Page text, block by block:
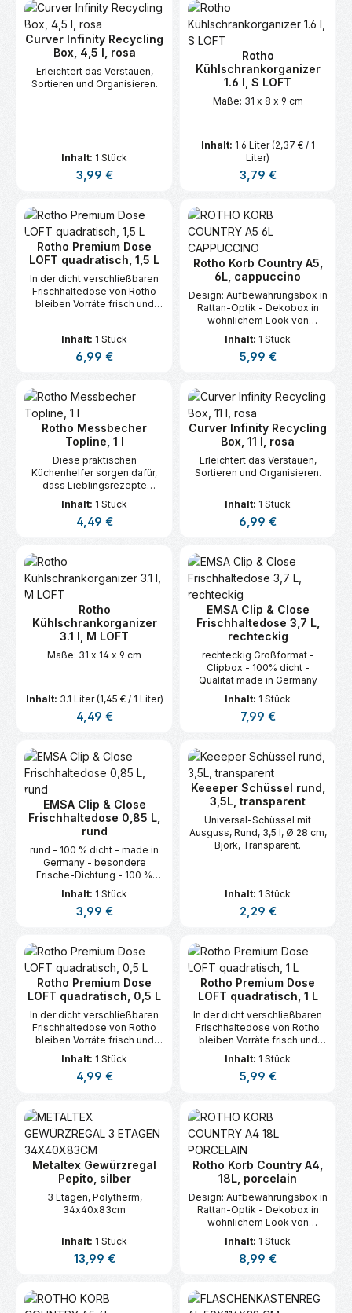
Aufbewahrungskiste für
kleine und größere Dinge -
Spülmaschinentaug
Curver Infinity Recycling
Box, 4,5 l, rosa
Erleichtert das Verstauen,
Sortieren und Organisieren.
Inhalt: 1 Stück
Regulärer Preis:
3,99 €
Rotho
Kühlschrankorganizer
1.6 l, S LOFT
Maße: 31 x 8 x 9 cm
Inhalt: 1.6 Liter(2,37 € / 1
Liter)
Regulärer Preis:
3,79 €
Rotho Premium Dose
LOFT quadratisch, 1,5 L
In der dicht verschließbaren
Frischhaltedose von Rotho
bleiben Vorräte frisch und
Inhalt: 1 Stück
Regulärer Preis:
6,99 €
Rotho Korb Country A5,
6L, cappuccino
Design: Aufbewahrungsbox in
Rattan-Optik - Dekobox in
wohnlichem Look von
Naturmaterialien - Farbe:
beige Material:
Aufbewahrungskorb aus
Aufbewahrungskiste für
kleine Dinge -
spülmaschinentauglich Maße:
Inhalt: 1 Stück
Regulärer Preis:
5,99 €
Rotho Messbecher
Topline, 1 l
Diese praktischen
Küchenhelfer sorgen dafür,
dass Lieblingsrezepte
garantiert gelingen.
Inhalt: 1 Stück
Regulärer Preis:
4,49 €
Curver Infinity Recycling
Box, 11 l, rosa
Erleichtert das Verstauen,
Sortieren und Organisieren.
Inhalt: 1 Stück
Regulärer Preis:
6,99 €
Rotho
Kühlschrankorganizer
3.1 l, M LOFT
Maße: 31 x 14 x 9 cm
Inhalt: 3.1 Liter(1,45 € / 1 Liter)
Regulärer Preis:
4,49 €
EMSA Clip & Close
Frischhaltedose 3,7 L,
rechteckig
rechteckig Großformat -
Clipbox - 100% dicht -
Qualität made in Germany
Inhalt: 1 Stück
Regulärer Preis:
7,99 €
EMSA Clip & Close
Frischhaltedose 0,85 L,
rund
rund - 100 % dicht - made in
Germany - besondere
Frische-Dichtung - 100 %
hygienisch
Inhalt: 1 Stück
Regulärer Preis:
3,99 €
Keeeper Schüssel rund,
3,5L, transparent
Universal-Schüssel mit
Ausguss, Rund, 3,5 l, Ø 28 cm,
Björk, Transparent.
Inhalt: 1 Stück
Regulärer Preis:
2,29 €
Rotho Premium Dose
LOFT quadratisch, 0,5 L
In der dicht verschließbaren
Frischhaltedose von Rotho
bleiben Vorräte frisch und
werden schnell gefunden.
Inhalt: 1 Stück
Regulärer Preis:
4,99 €
Rotho Premium Dose
LOFT quadratisch, 1 L
In der dicht verschließbaren
Frischhaltedose von Rotho
bleiben Vorräte frisch und
werden schnell gefunden.
Inhalt: 1 Stück
Regulärer Preis:
5,99 €
Metaltex Gewürzregal
Pepito, silber
3 Etagen, Polytherm,
34x40x83cm
Inhalt: 1 Stück
Regulärer Preis:
13,99 €
Rotho Korb Country A4,
18L, porcelain
Design: Aufbewahrungsbox in
Rattan-Optik - Dekobox in
wohnlichem Look von
weiss Material:
Aufbewahrungskörbe aus
Aufbewahrungskiste für
kleine Dinge -
Inhalt: 1 Stück
Regulärer Preis:
8,99 €